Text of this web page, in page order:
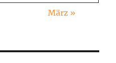
März »